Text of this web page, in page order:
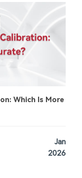
Which Is More
Jan
2026